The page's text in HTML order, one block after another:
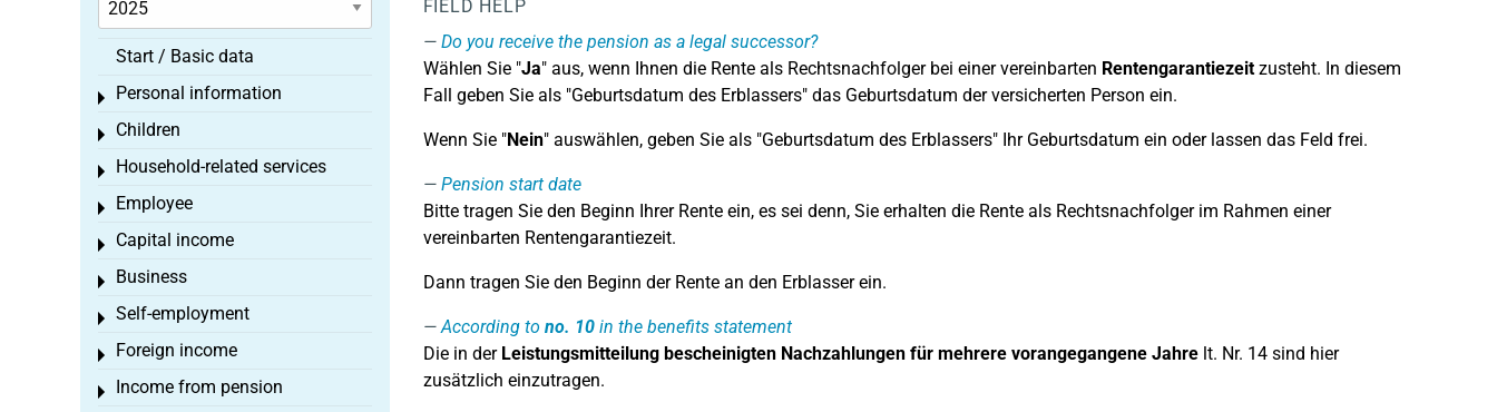
FIELD HELP
Do you receive the pension as a legal successor?
Wählen Sie "Ja" aus, wenn Ihnen die Rente als Rechtsnachfolger bei einer vereinbarten Rentengarantiezeitzusteht. In diesem
Fall geben Sie als "Geburtsdatum des Erblassers" das Geburtsdatum der versicherten Person ein.
Wenn Sie "Nein" auswählen, geben Sie als "Geburtsdatum des Erblassers" Ihr Geburtsdatum ein oder lassen das Feld frei.
Pension start date
Bitte tragen Sie den Beginn Ihrer Rente ein, es sei denn, Sie erhalten die Rente als Rechtsnachfolger im Rahmen einer
vereinbarten Rentengarantiezeit.
Dann tragen Sie den Beginn der Rente an den Erblasser ein.
According to no. 10in the benefits statement
Die in der Leistungsmitteilung bescheinigten Nachzahlungen für mehrere vorangegangene Jahrelt. Nr. 14 sind hier
zusätzlich einzutragen.
Start / Basic data
Personal information
Toggle menu
Children
Toggle menu
Household-related services
Toggle menu
Employee
Toggle menu
Capital income
Toggle menu
Business
Toggle menu
Self-employment
Toggle menu
Foreign income
Toggle menu
Income from pension
Toggle menu